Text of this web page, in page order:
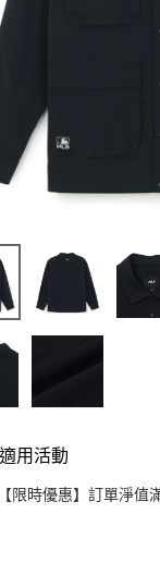
用活動
【限時優惠】訂單淨